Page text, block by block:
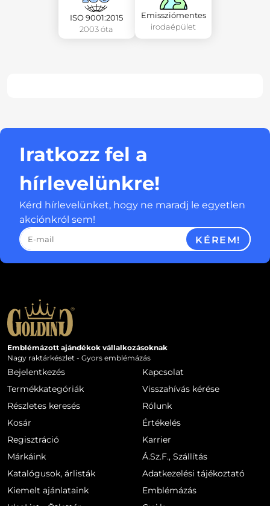
ISO 9001:2015
2003 óta
Emissziómentes
irodaépület
Iratkozz fel a
hírlevelünkre!
Kérd hírlevelünket, hogy ne maradj le egyetlen
akciónkról sem!
KÉREM!
Emblémázott ajándékok vállalkozásoknak
Nagy raktárkészlet - Gyors emblémázás
Bejelentkezés
Termékkategóriák
Részletes keresés
Kosár
Regisztráció
Kapcsolat
Visszahívás kérése
Rólunk
Értékelés
Karrier
Márkáink
Katalógusok, árlisták
Kiemelt ajánlataink
Á.Sz.F., Szállítás
Adatkezelési tájékoztató
Emblémázás